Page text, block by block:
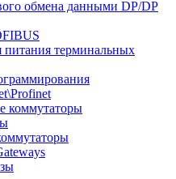
обмена данными DP/DP
питания терминальных
коммутаторы